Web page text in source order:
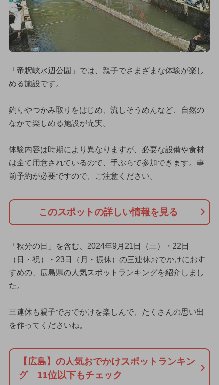
「帝釈峡水辺公園」では、親子でさまざまな体験が楽し
める施設です。
釣りやつかみ取りをはじめ、流しそうめんなど、自然の
なかで楽しめる施設が充実。
体験内容は時期により異なりますが、必要な設備や食材
は全て用意されているので、手ぶらで参加できます。事
前予約が必要ですので、ご注意ください。
このスポットの詳しい情報を見る
「秋分の日」を含む、2024年9月21日（土）・22日
（日・祝）・23日（月・振休）の三連休おでかけにおす
すめの、広島県の人気スポットランキングを紹介しまし
た。
三連休も親子でおでかけを楽しんで、たくさんの思い出
を作ってくださいね。
【広島】の人気おでかけスポットランキン
グ 11位以下もチェック